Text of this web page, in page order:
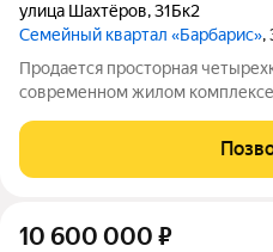
улица Шахтёров,31Бк2
Семейный квартал «Барбарис»,
Продается просторная
современном жилом комплексе
изолированными спальнями и
подходит для жизни большой
10 600 000 ₽